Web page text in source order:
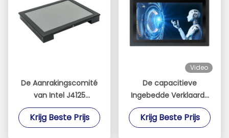
De Aanrakingscomité
van Intel J4125
Ingebedde PC met
1280*1024-Resolutie
Krijg Beste Prijs
Video
De capacitieve
Ingebedde Verklaarde
1920*1080 Resolutie
van Touch screenpc
Krijg Beste Prijs